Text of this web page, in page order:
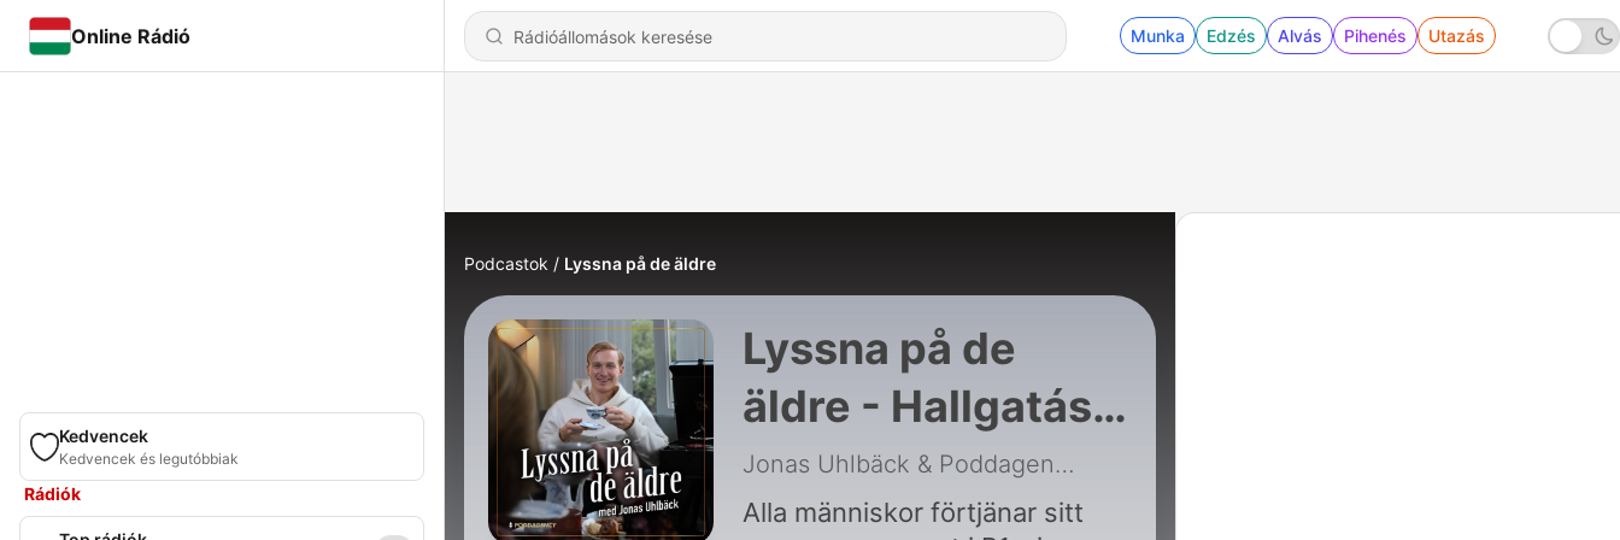
Online Rádió Munka Edzés Alvás Pihenés Utazás
Kedvencek
Kedvencek és legutóbbiak
Rádiók
Podcastok Lyssna på de äldre
Lyssna på de
äldre - Hallgatás
Online
Jonas Uhlbäck & Poddagency
Alla människor förtjänar sitt